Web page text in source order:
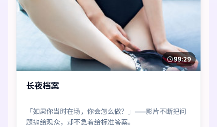
99:29
长夜档案
「如果你当时在场，你会怎么做？」——影片不断把问
题抛给观众，却不急着给标准答案。